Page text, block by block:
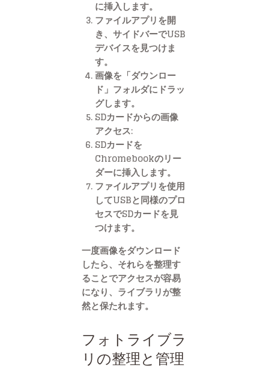
に挿入します。
ファイルアプリを開
き、サイドバーでUSB
デバイスを見つけま
す。
画像を「ダウンロー
ド」フォルダにドラッ
グします。
SDカードからの画像
アクセス:
SDカードを
Chromebookのリー
ダーに挿入します。
ファイルアプリを使用
してUSBと同様のプロ
セスでSDカードを見
つけます。
一度画像をダウンロード
したら、それらを整理す
ることでアクセスが容易
になり、ライブラリが整
然と保たれます。
フォトライブラ
リの整理と管理